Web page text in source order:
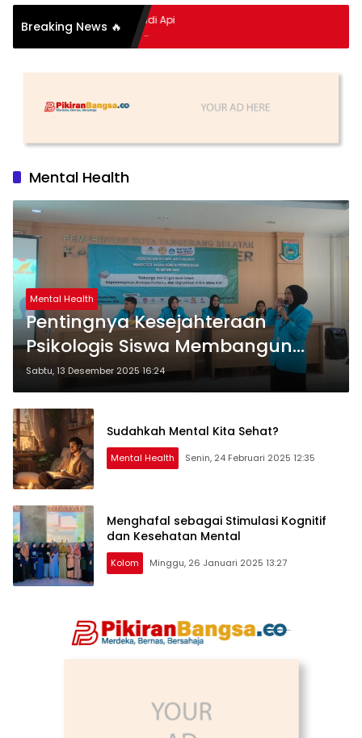
Breaking News 🔥
Hidup Meledak Jadi Api
Tragedi Menteng-
Maling Ayam di Bali
Mental Health
Mental Health
Pentingnya Kesejahteraan
Psikologis Siswa Membangun
Sekolah yang Ramah Mental
Health
Sabtu, 13 Desember 2025 16:24
Sudahkah Mental Kita Sehat?
Mental Health Senin, 24 Februari 2025 12:35
Menghafal sebagai Stimulasi Kognitif
dan Kesehatan Mental
Kolom Minggu, 26 Januari 2025 13:27